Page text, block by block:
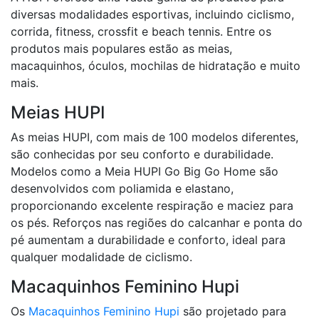
diversas modalidades esportivas, incluindo ciclismo,
corrida, fitness, crossfit e beach tennis. Entre os
produtos mais populares estão as meias,
macaquinhos, óculos, mochilas de hidratação e muito
mais.
Meias HUPI
As meias HUPI, com mais de 100 modelos diferentes,
são conhecidas por seu conforto e durabilidade.
Modelos como a Meia HUPI Go Big Go Home são
desenvolvidos com poliamida e elastano,
proporcionando excelente respiração e maciez para
os pés. Reforços nas regiões do calcanhar e ponta do
pé aumentam a durabilidade e conforto, ideal para
qualquer modalidade de ciclismo.
Macaquinhos Feminino Hupi
Os Macaquinhos Feminino Hupi são projetado para